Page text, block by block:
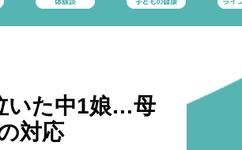
いた中1娘…母
対応